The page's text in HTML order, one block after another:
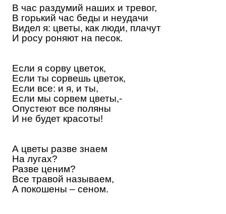
В час раздумий наших и тревог,
В горький час беды и неудачи
Видел я: цветы, как люди, плачут
И росу роняют на песок.
Если я сорву цветок,
Если ты сорвешь цветок,
Если все: и я, и ты,
Если мы сорвем цветы,-
Опустеют все поляны
И не будет красоты!
А цветы разве знаем
На лугах?
Разве ценим?
Все травой называем,
А покошены – сеном.